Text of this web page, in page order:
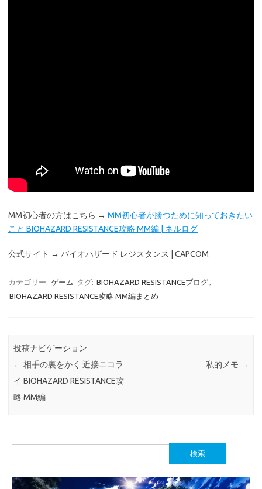
MM初心者の方はこちら → MM初心者が勝つために知っておきたい
こと BIOHAZARD RESISTANCE攻略 MM編 | ネルログ
公式サイト → バイオハザード レジスタンス | CAPCOM
カテゴリー: ゲーム タグ: BIOHAZARD RESISTANCEブログ,
BIOHAZARD RESISTANCE攻略 MM編まとめ
投稿ナビゲーション
← 相手の裏をかく 近接ニコラ
イ BIOHAZARD RESISTANCE攻
略 MM編
私的メモ →
索: